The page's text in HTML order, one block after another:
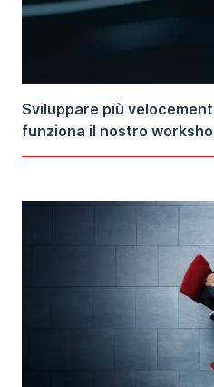
Sviluppare più
funziona il nostro